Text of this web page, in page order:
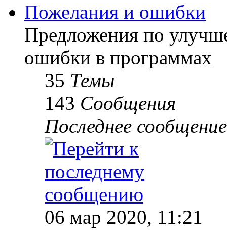
Пожелания и ошибки
Предложения по
ошибки в программах
35 Темы
143 Сообщения
Последнее сообщение
06 мар 2020, 11:21